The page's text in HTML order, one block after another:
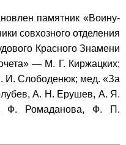
памятник «Воину-
совхозного отделения
Красного Знамени
— М. Г. Киржацких;
И. Слободенюк; мед. «За
А. Н. Ерушев, А. Я.
Ф. Ромаданова, Ф. П.